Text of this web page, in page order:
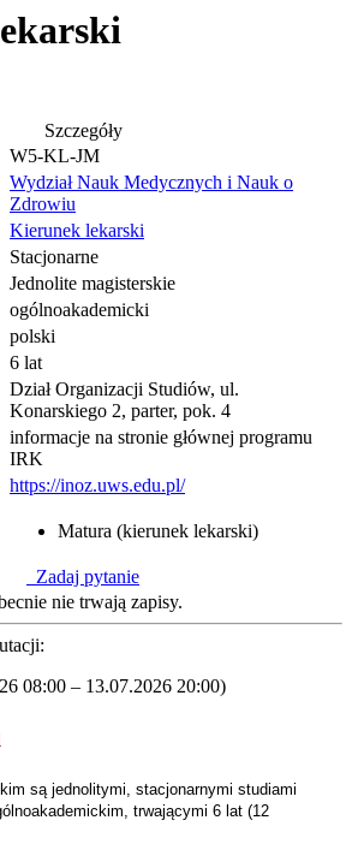
Szczegóły
W5-KL-JM
Wydział Nauk Medycznych i Nauk o
Zdrowiu
Kierunek lekarski
Stacjonarne
Jednolite magisterskie
ogólnoakademicki
polski
6 lat
Dział Organizacji Studiów, ul.
Konarskiego 2, parter, pok. 4
informacje na stronie głównej programu
IRK
https://inoz.uws.edu.pl/
Matura (kierunek lekarski)
Zadaj pytanie
nie trwają zapisy.
08:00 – 13.07.2026 20:00)
są jednolitymi, stacjonarnymi studiami
trwającymi 6 lat (12